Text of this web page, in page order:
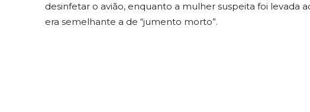
desinfetar o avião, enquanto a mulher suspeita foi levada
era semelhante a de “jumento morto”.